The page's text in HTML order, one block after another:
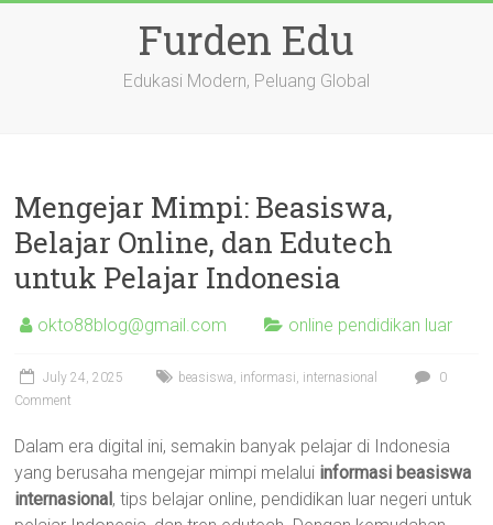
Furden Edu
Edukasi Modern, Peluang Global
Mengejar Mimpi: Beasiswa,
Belajar Online, dan Edutech
untuk Pelajar Indonesia
okto88blog@gmail.com online pendidikan luar
July 24, 2025 beasiswa, informasi, internasional
0
Comment
Dalam era digital ini, semakin banyak pelajar di Indonesia
yang berusaha mengejar mimpi melalui informasi beasiswa
internasional, tips belajar online, pendidikan luar negeri untuk